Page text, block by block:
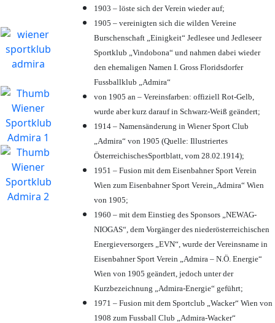
1903 – löste sich der Verein wieder auf;
1905 – vereinigten sich die wilden Vereine
Burschenschaft „Einigkeit“ Jedlesee und Jedleseer
Sportklub „Vindobona“ und nahmen dabei wieder
den ehemaligen Namen I. Gross Floridsdorfer
Fussballklub „Admira“
von 1905 an – Vereinsfarben: offiziell Rot-Gelb,
wurde aber kurz darauf in Schwarz-Weiß geändert;
1914 – Namensänderung in Wiener Sport Club
„Admira“ von 1905 (Quelle: Illustriertes
ÖsterreichischesSportblatt, vom 28.02.1914);
1951 – Fusion mit dem Eisenbahner Sport Verein
Wien zum Eisenbahner Sport Verein„Admira“ Wien
von 1905;
1960 – mit dem Einstieg des Sponsors „NEWAG-
NIOGAS“, dem Vorgänger des niederösterreichischen
Energieversorgers „EVN“, wurde der Vereinsname in
Eisenbahner Sport Verein „Admira – N.Ö. Energie“
Wien von 1905 geändert, jedoch unter der
Kurzbezeichnung „Admira-Energie“ geführt;
1971 – Fusion mit dem Sportclub „Wacker“ Wien von
1908 zum Fussball Club „Admira-Wacker“